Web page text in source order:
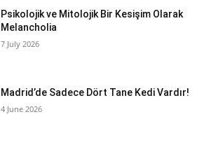
Psikolojik ve Mitolojik Bir Kesişim Olarak
Melancholia
7 July 2026
Madrid’de Sadece Dört Tane Kedi Vardır!
4 June 2026